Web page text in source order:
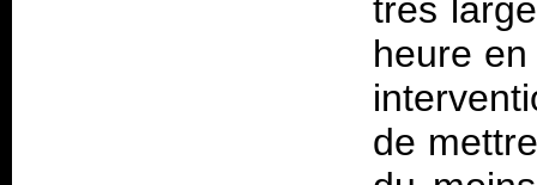
très
heure
de